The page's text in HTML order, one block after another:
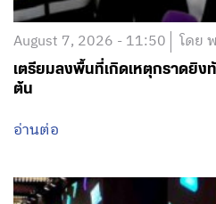
August 7, 2026 - 11:50 โดย
เตรียมลงพื้นที่เกิดเหตุกราดยิ
ต้น
อ่านต่อ